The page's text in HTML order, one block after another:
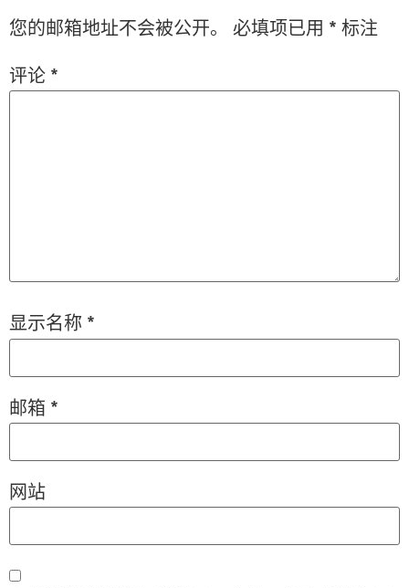
您的邮箱地址不会被公开。 必填项已用 * 标注
评论 *
显示名称 *
邮箱 *
网站